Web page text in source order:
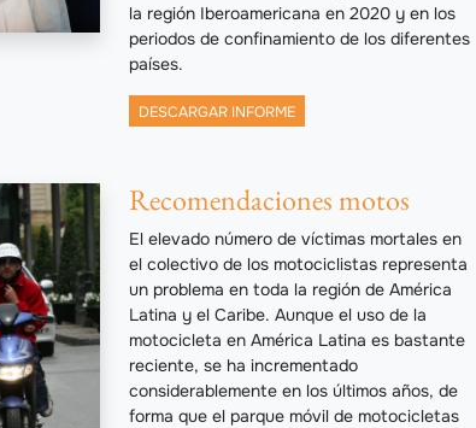
la región Iberoamericana en 2020 y en los
periodos de confinamiento de los diferentes
países.
DESCARGAR INFORME
Recomendaciones motos
El elevado número de víctimas mortales en
el colectivo de los motociclistas representa
un problema en toda la región de América
Latina y el Caribe. Aunque el uso de la
motocicleta en América Latina es bastante
reciente, se ha incrementado
considerablemente en los últimos años, de
forma que el parque móvil de motocicletas